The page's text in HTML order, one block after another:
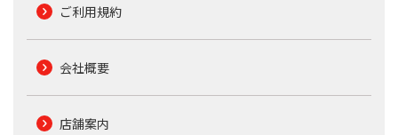
ご利用規約
会社概要
店舗案内